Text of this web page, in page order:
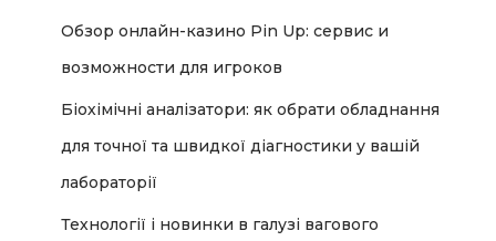
Обзор онлайн-казино Pin Up: сервис и
возможности для игроков
Біохімічні аналізатори: як обрати обладнання
для точної та швидкої діагностики у вашій
лабораторії
Технології і новинки в галузі вагового